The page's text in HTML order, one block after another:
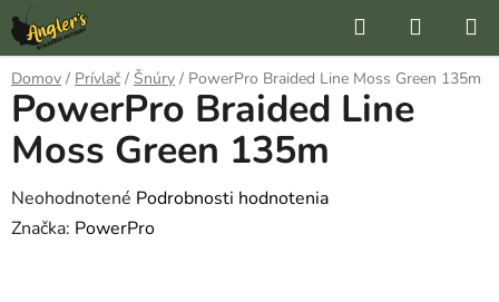
Prejsť
na
obsah
Hľadať
KOŠÍK
Domov / Prívlač / Šnúry / PowerPro Braided Line Moss Green 135m
PowerPro Braided Line
Moss Green 135m
Priemerné
hodnotenie
Neohodnotené Podrobnosti hodnotenia
Značka: PowerPro